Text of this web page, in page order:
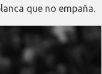
que no empaña.